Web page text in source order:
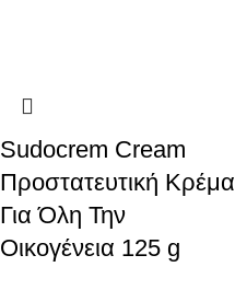
Sudocrem Cream
Προστατευτική Κρέμα
Για Όλη Την
Οικογένεια 125 g